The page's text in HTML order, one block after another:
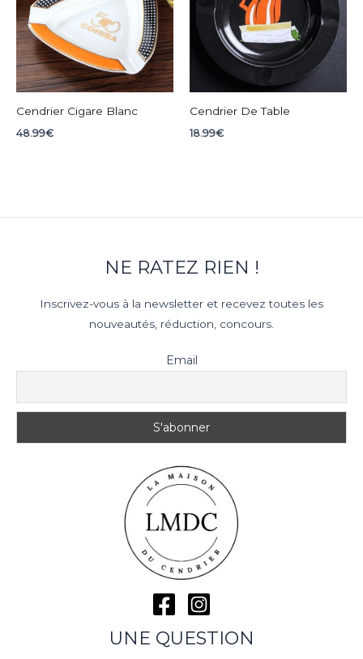
Cendrier Cigare Blanc
48.99€
Cendrier De Table
18.99€
NE RATEZ RIEN !
Inscrivez-vous à la newsletter et recevez toutes les
nouveautés, réduction, concours.
Email
UNE QUESTION